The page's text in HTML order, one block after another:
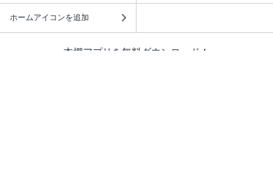
ホームアイコンを追加
本棚アプリを無料ダウンロード！